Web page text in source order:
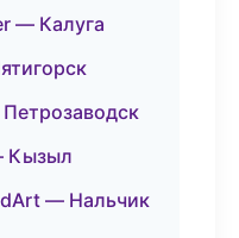
— Калуга
Кызыл
— Нальчик